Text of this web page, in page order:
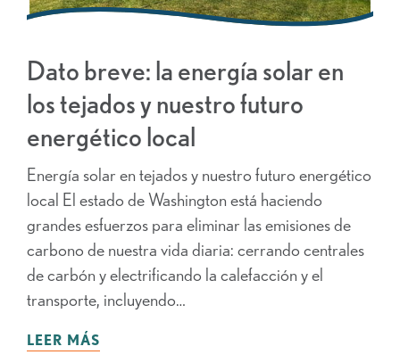
Dato breve: la energía solar en
los tejados y nuestro futuro
energético local
Energía solar en tejados y nuestro futuro energético
local El estado de Washington está haciendo
grandes esfuerzos para eliminar las emisiones de
carbono de nuestra vida diaria: cerrando centrales
de carbón y electrificando la calefacción y el
transporte, incluyendo…
LEER MÁS